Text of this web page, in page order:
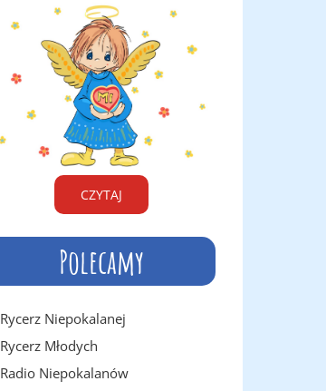
CZYTAJ
Polecamy
Rycerz Niepokalanej
Rycerz Młodych
Radio Niepokalanów